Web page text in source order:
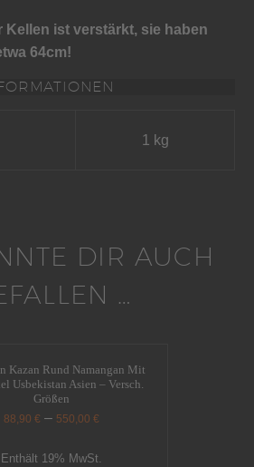
Kellen ist verstärkt, sie haben
64cm!
1 kg
DIR AUCH
…
Kazan Rund Namangan Mit
Usbekistan Asien – Versch.
Größen
88,90 € – 550,00 €
Enthält 19% MwSt.